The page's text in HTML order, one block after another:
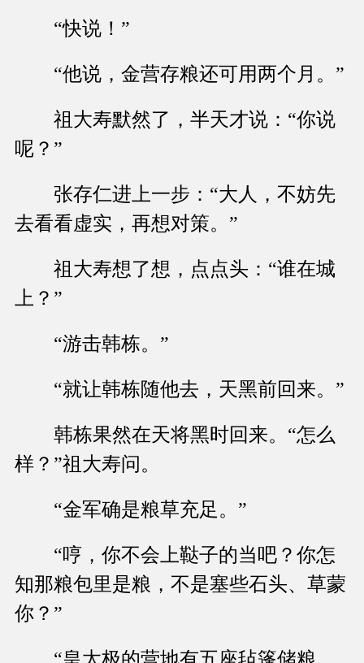
“快说！”
“他说，金营存粮还可用两个月。”
祖大寿默然了，半天才说：“你说
呢？”
张存仁进上一步：“大人，不妨先
去看看虚实，再想对策。”
祖大寿想了想，点点头：“谁在城
上？”
“游击韩栋。”
“就让韩栋随他去，天黑前回来。”
韩栋果然在天将黑时回来。“怎么
样？”祖大寿问。
“金军确是粮草充足。”
“哼，你不会上鞑子的当吧？你怎
知那粮包里是粮，不是塞些石头、草蒙
你？”